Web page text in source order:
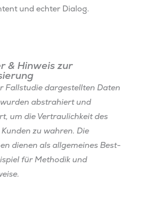
und echter Dialog.
& Hinweis zur
Fallstudie dargestellten Daten
abstrahiert und
um die Vertraulichkeit des
zu wahren. Die
dienen als allgemeines Best-
für Methodik und